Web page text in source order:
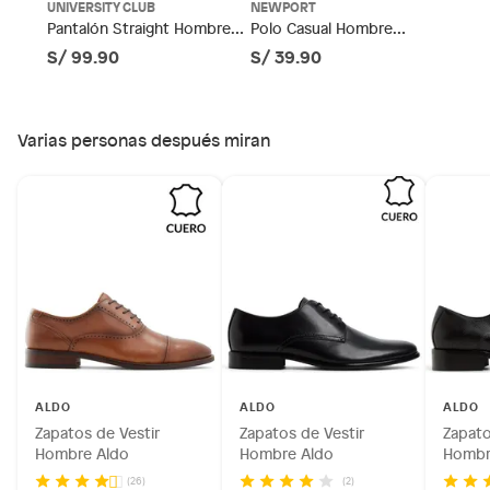
Productos comprados en Outlet Atocongo.
Productos perecibles como alimentos, bebidas,
Por motivos de salubridad, la ropa interior inferior y ropas de
Alimentos, bebidas, fórmulas y leches para bebés.
Productos hechos a medida.
Productos que hayan sido previamente instalados.
Baterías de auto.
Motocicletas y bicicletas motorizadas.
UNIVERSITY CLUB
Pantalón Straight Hombre
University Club
S/ 99.90
NEWPORT
Polo Casual Hombre
Newport
S/ 39.90
Varias personas después miran
ALDO
Zapatos de Vestir
Hombre Aldo
(26)
ALDO
Zapatos de Vestir
Hombre Aldo
(2)
ALDO